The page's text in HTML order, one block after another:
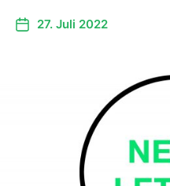
27. Juli 2022